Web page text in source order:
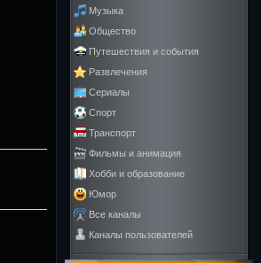
Музыка
Общество
Путешествия и события
Развлечения
Сериалы
Спорт
Транспорт
Фильмы и анимация
Хобби и образование
Юмор
Все каналы
Каналы пользователей